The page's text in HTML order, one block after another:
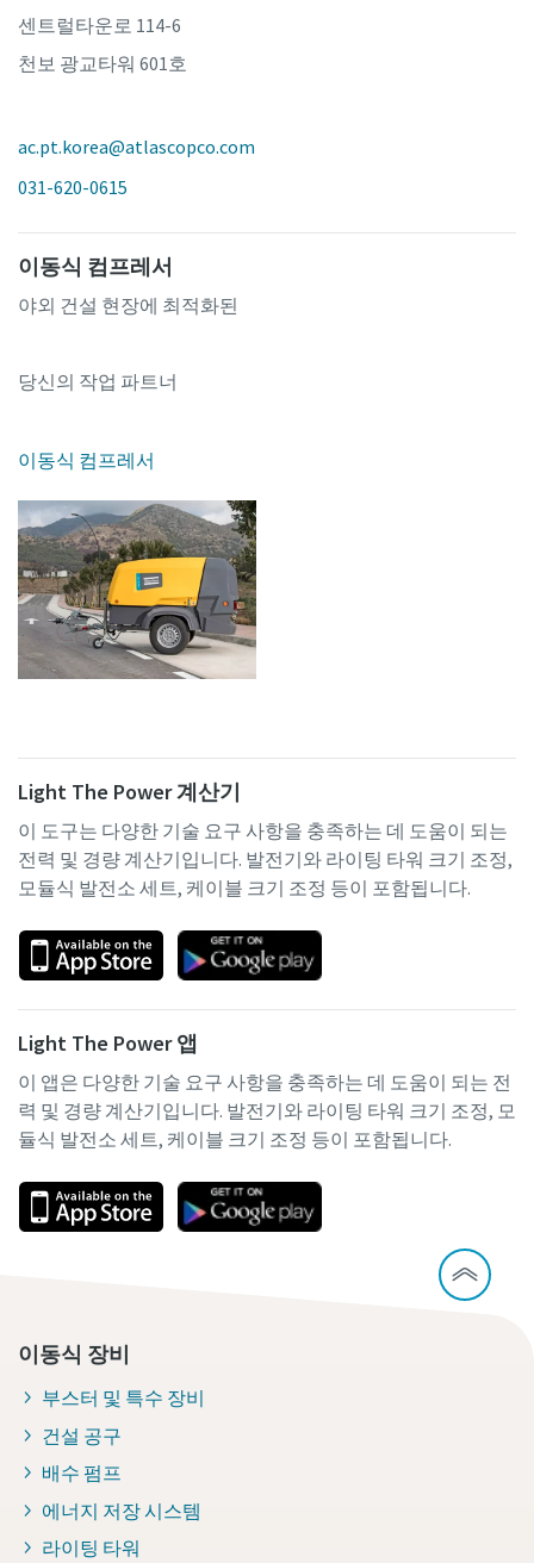
센트럴타운로 114-6
천보 광교타워 601호
ac.pt.korea@atlascopco.com
031-620-0615
이동식 컴프레서
야외 건설 현장에 최적화된
당신의 작업 파트너
이동식 컴프레서
Light The Power 계산기
이 도구는 다양한 기술 요구 사항을 충족하는 데 도움이 되는
전력 및 경량 계산기입니다. 발전기와 라이팅 타워 크기 조정,
모듈식 발전소 세트, 케이블 크기 조정 등이 포함됩니다.
Light The Power 앱
이 앱은 다양한 기술 요구 사항을 충족하는 데 도움이 되는 전
력 및 경량 계산기입니다. 발전기와 라이팅 타워 크기 조정, 모
듈식 발전소 세트, 케이블 크기 조정 등이 포함됩니다.
이동식 장비
부스터 및 특수 장비
건설 공구
배수 펌프
에너지 저장 시스템
라이팅 타워